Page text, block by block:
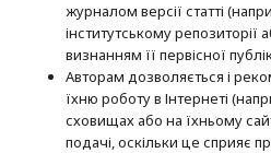
журналом версії статті
інститутському репозиторії
визнанням її первісної
Авторам дозволяється і
їхню роботу в Інтернеті
сховищах або на їхньому
подачі, оскільки це сприяє